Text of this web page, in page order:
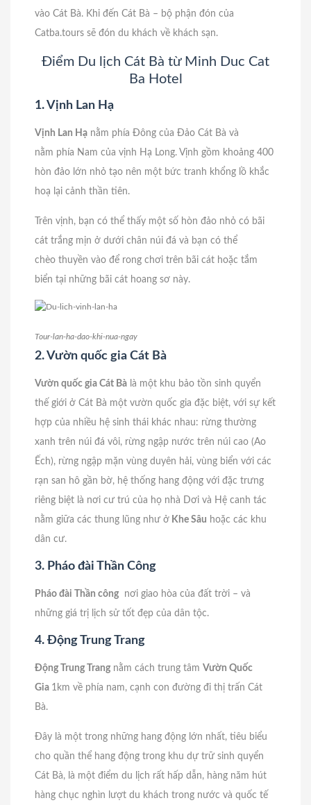
vào Cát Bà. Khi đến Cát Bà – bộ phận đón của
Catba.tours sẽ đón du khách về khách sạn.
Điểm Du lịch Cát Bà từ Minh Duc Cat
Ba Hotel
1. Vịnh Lan Hạ
Vịnh Lan Hạ nằm phía Đông của Đảo Cát Bà và
nằm phía Nam của vịnh Hạ Long. Vịnh gồm khoảng 400
hòn đảo lớn nhỏ tạo nên một bức tranh khổng lồ khắc
hoạ lại cảnh thần tiên.
Trên vịnh, bạn có thể thấy một số hòn đảo nhỏ có bãi
cát trắng mịn ở dưới chân núi đá và bạn có thể
chèo thuyền vào để rong chơi trên bãi cát hoặc tắm
biển tại những bãi cát hoang sơ này.
Tour-lan-ha-dao-khi-nua-ngay
2. Vườn quốc gia Cát Bà
Vườn quốc gia Cát Bà là một khu bảo tồn sinh quyển
thế giới ở Cát Bà một vườn quốc gia đặc biệt, với sự kết
hợp của nhiều hệ sinh thái khác nhau: rừng thường
xanh trên núi đá vôi, rừng ngập nước trên núi cao (Ao
Ếch), rừng ngập mặn vùng duyên hải, vùng biển với các
rạn san hô gần bờ, hệ thống hang động với đặc trưng
riêng biệt là nơi cư trú của họ nhà Dơi và Hệ canh tác
nằm giữa các thung lũng như ở Khe Sâu hoặc các khu
dân cư.
3. Pháo đài Thần Công
Pháo đài Thần công nơi giao hòa của đất trời – và
những giá trị lịch sử tốt đẹp của dân tộc.
4. Động Trung Trang
Động Trung Trang nằm cách trung tâm Vườn Quốc
Gia 1km về phía nam, cạnh con đường đi thị trấn Cát
Bà.
Đây là một trong những hang động lớn nhất, tiêu biểu
cho quần thể hang động trong khu dự trữ sinh quyển
Cát Bà, là một điểm du lịch rất hấp dẫn, hàng năm hút
hàng chục nghìn lượt du khách trong nước và quốc tế